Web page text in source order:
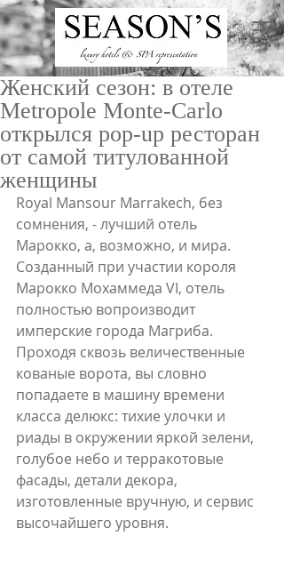
ru/en
Женский сезон: в отеле
Metropole Monte-Carlo
открылся pop-up ресторан
от самой титулованной
женщины
Royal Mansour Marrakech, без
сомнения, - лучший отель
Марокко, а, возможно, и мира.
Созданный при участии короля
Марокко Мохаммеда VI, отель
полностью вопроизводит
имперские города Магриба.
Проходя сквозь величественные
кованые ворота, вы словно
попадаете в машину времени
класса делюкс: тихие улочки и
риады в окружении яркой зелени,
голубое небо и терракотовые
фасады, детали декора,
изготовленные вручную, и сервис
высочайшего уровня.